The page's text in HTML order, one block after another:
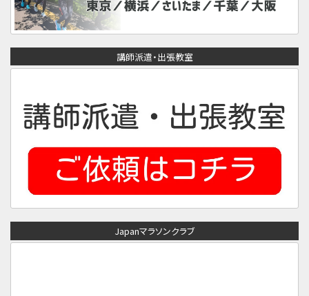
講師派遣・出張教室
Japanマラソンクラブ